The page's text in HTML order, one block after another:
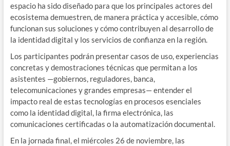
espacio ha sido diseñado para que los principales actores del
ecosistema demuestren, de manera práctica y accesible, cómo
funcionan sus soluciones y cómo contribuyen al desarrollo de
la identidad digital y los servicios de confianza en la región.
Los participantes podrán presentar casos de uso, experiencias
concretas y demostraciones técnicas que permitan a los
asistentes —gobiernos, reguladores, banca,
telecomunicaciones y grandes empresas— entender el
impacto real de estas tecnologías en procesos esenciales
como la identidad digital, la firma electrónica, las
comunicaciones certificadas o la automatización documental.
En la jornada final, el miércoles 26 de noviembre, las